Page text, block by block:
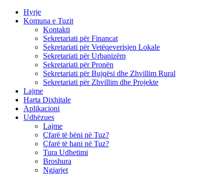
Hyrje
Komuna e Tuzit
Kontakti
Sekretariati për Financat
Sekretariati për Vetëqeverisjen Lokale
Sekretariati për Urbanizëm
Sekretariati për Pronën
Sekretariati për Bujqësi dhe Zhvillim Rural
Sekretariati për Zhvillim dhe Projekte
Lajme
Harta Dixhitale
Aplikacioni
Udhëzues
Lajme
Çfarë të bëni në Tuz?
Çfarë të hani në Tuz?
Tura Udhetimi
Broshura
Ngjarjet